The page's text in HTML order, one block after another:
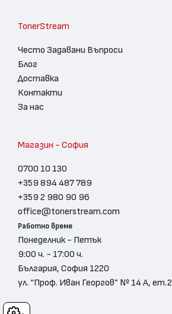
TonerStream
Често Задавани Въпроси
Блог
Доставка
Контакти
За нас
Магазин - София
0700 10 130
+359 894 487 789
+359 2 980 90 96
office@tonerstream.com
Работно време
Понеделник - Петък
9:00 ч. - 17:00 ч.
България, София 1220
ул. “Проф. Иван Георгов” № 14 А, ет.2